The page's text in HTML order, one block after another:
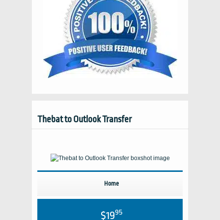
Thebat to Outlook Transfer
Home
$1995